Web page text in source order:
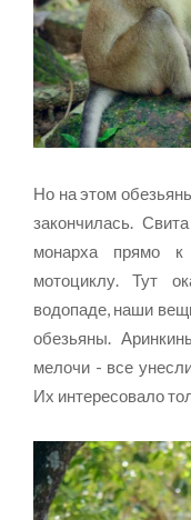
Но на этом
закончилась.
монарха прямо к
мотоциклу. Тут
водопаде, наши
обезьяны.
мелочи - все
Их интересовало